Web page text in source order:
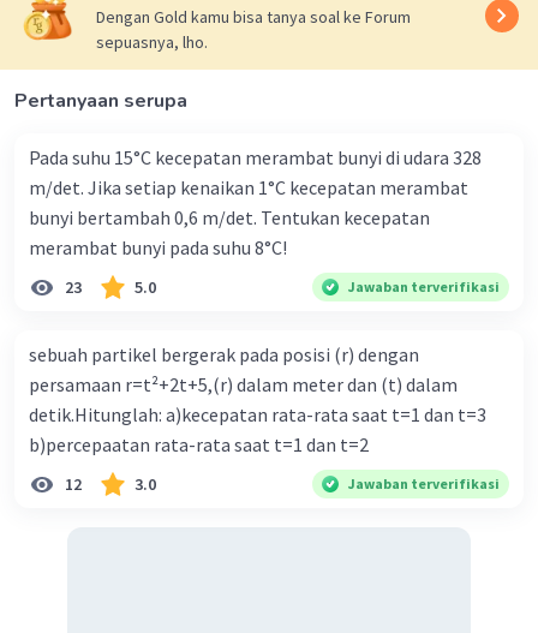
Iklan
Dengan Gold kamu bisa tanya soal ke Forum
sepuasnya, lho.
Pertanyaan serupa
Pada suhu 15°C kecepatan merambat bunyi di udara 328
m/det. Jika setiap kenaikan 1°C kecepatan merambat
bunyi bertambah 0,6 m/det. Tentukan kecepatan
merambat bunyi pada suhu 8°C!
23 5.0 Jawaban terverifikasi
sebuah partikel bergerak pada posisi (r) dengan
persamaan r=t²+2t+5,(r) dalam meter dan (t) dalam
detik.Hitunglah: a)kecepatan rata-rata saat t=1 dan t=3
b)percepaatan rata-rata saat t=1 dan t=2
12 3.0 Jawaban terverifikasi